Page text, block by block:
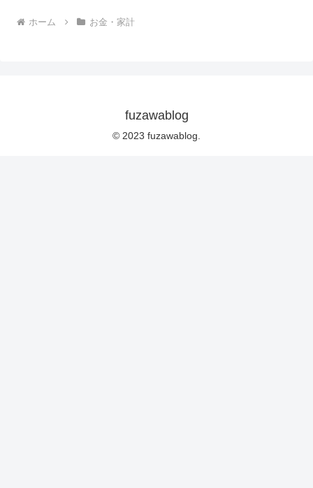
ホーム お金・家計
fuzawablog
© 2023 fuzawablog.